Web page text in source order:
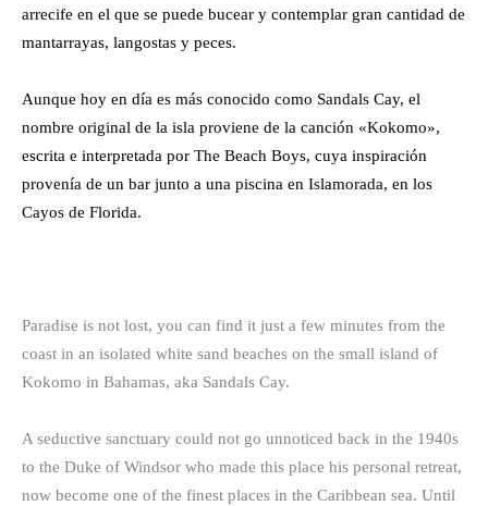
arrecife en el que se puede bucear y contemplar gran cantidad de
mantarrayas, langostas y peces.
Aunque hoy en día es más conocido como Sandals Cay, el
nombre original de la isla proviene de la canción «Kokomo»,
escrita e interpretada por The Beach Boys, cuya inspiración
provenía de un bar junto a una piscina en Islamorada, en los
Cayos de Florida.
Paradise is not lost, you can find it just a few minutes from the
coast in an isolated white sand beaches on the small island of
Kokomo in Bahamas, aka Sandals Cay.
A seductive sanctuary could not go unnoticed back in the 1940s
to the Duke of Windsor who made this place his personal retreat,
now become one of the finest places in the Caribbean sea. Until